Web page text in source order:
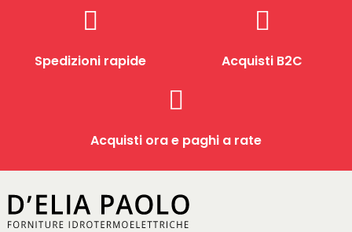
Spedizioni rapide Acquisti B2C
Acquisti ora e paghi a rate